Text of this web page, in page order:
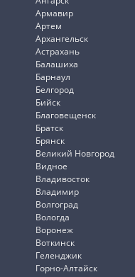
Армавир
Артем
Архангельск
Астрахань
Балашиха
Барнаул
Белгород
Бийск
Благовещенск
Братск
Брянск
Великий Новгород
Видное
Владивосток
Владимир
Волгоград
Вологда
Воронеж
Воткинск
Геленджик
Горно-Алтайск